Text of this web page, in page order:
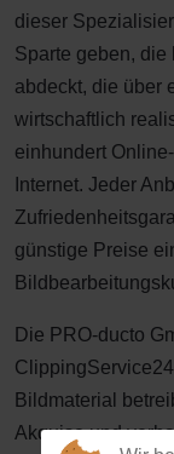
dieser
Sparte geben,
abdeckt, die über
wirtschaftlich
einhundert
Internet. Jeder
günstige Preise
Die PRO-ducto
Bildmaterial
Akquise und